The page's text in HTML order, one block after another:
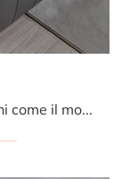
Con salotti e divani ad angolo di Albani come il modello New Soul in pelle, potrai ultimare il tuo concept d'arredo.